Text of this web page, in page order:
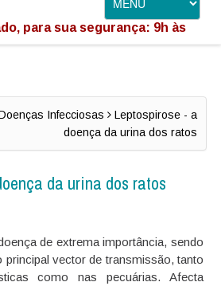
Infecciosas
Leptospirose - a
doença da urina dos ratos
da urina dos ratos
de extrema importância, sendo
principal vector de transmissão, tanto
como nas pecuárias. Afecta